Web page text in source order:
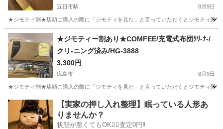
具 中区 家具 安佐南区 家具 安佐北区 家具
安芸区 家具 府中町 家具 海田町 家具 熊野町
家具 坂町 家具 廿日市市 家具
五日市駅 8月9日
★ジモティ割★店頭ご購入の際に「ジモティを見た」と言っていただくとジモティ限
広島 広島市 五日市駅 季節、空調家電 サカイ
★ジモティー割あり★COMFEE/充電式布団ｸﾘ-ﾅ-/
クリ-ニング済み/HG-3888
3,300円
広島市 8月9日
★ジモティ割★店頭ご購入の際に「ジモティを見た」と言っていただくとジモティ限
広島 広島市 生活家電 COMFEE
【実家の押し入れ整理】眠っている人形あ
りませんか？
状態が悪くてもOK🙆‍♀️査定0円‼️